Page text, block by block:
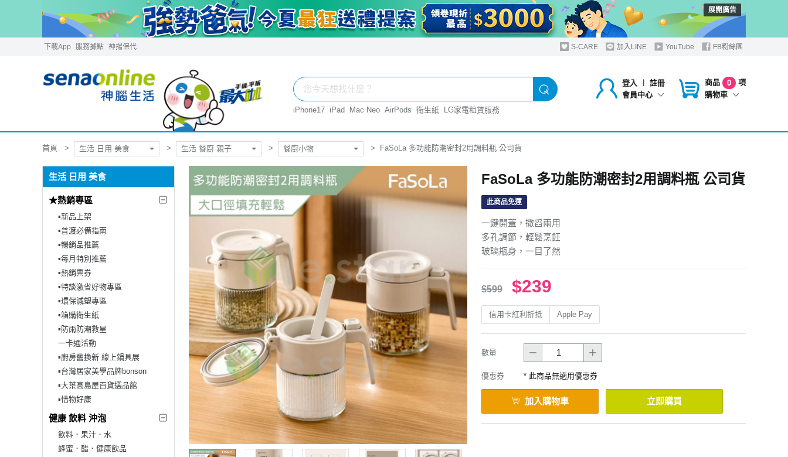
展開廣告
下載App 服務據點 神揚保代 S-CARE 加入LINE YouTube FB粉絲團
登入 ︱
註冊
會員中心
商品 0
項
購物車
iPhone17 iPad Mac Neo AirPods 衛生紙 LG家電租賃服務
首頁 生活 日用 美食 生活 餐廚 親子 餐廚小物 FaSoLa 多功能防潮密封2用調料瓶 公司貨
生活 日用 美食
★熱銷專區
▪︎新品上架
▪︎普渡必備指南
▪︎暢銷品推薦
▪︎每月特別推薦
▪︎熱銷票券
▪︎特談激省好物專區
▪︎環保減塑專區
▪︎箱購衛生紙
▪︎防雨防潮救星
一卡通活動
▪︎廚房舊換新 線上鍋具展
▪︎台灣居家美學品牌bonson
▪︎大葉高島屋百貨選品館
▪︎惜物好康
健康 飲料 沖泡
飲料．果汁．水
蜂蜜．醋．健康飲品
FaSoLa 多功能防潮密封2用調料瓶 公司貨
此商品免運
一鍵開蓋，撒舀兩用
多孔調節，輕鬆烹飪
玻璃瓶身，一目了然
$599 $239
信用卡紅利折抵 Apple Pay
數量
優惠券 * 此商品無適用優惠券
加入購物車 立即購買